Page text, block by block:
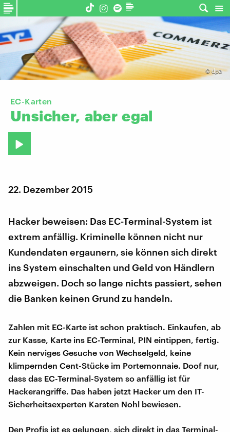
©dpa
EC-Karten
Unsicher, aber egal
22. Dezember 2015
Hacker beweisen: Das EC-Terminal-System ist
extrem anfällig. Kriminelle können nicht nur
Kundendaten ergaunern, sie können sich direkt
ins System einschalten und Geld von Händlern
abzweigen. Doch so lange nichts passiert, sehen
die Banken keinen Grund zu handeln.
Zahlen mit EC-Karte ist schon praktisch. Einkaufen, ab
zur Kasse, Karte ins EC-Terminal, PIN eintippen, fertig.
Kein nerviges Gesuche von Wechselgeld, keine
klimpernden Cent-Stücke im Portemonnaie. Doof nur,
dass das EC-Terminal-System so anfällig ist für
Hackerangriffe. Das haben jetzt Hacker um den IT-
Sicherheitsexperten Karsten Nohl bewiesen.
Den Profis ist es gelungen, sich direkt in das Terminal-